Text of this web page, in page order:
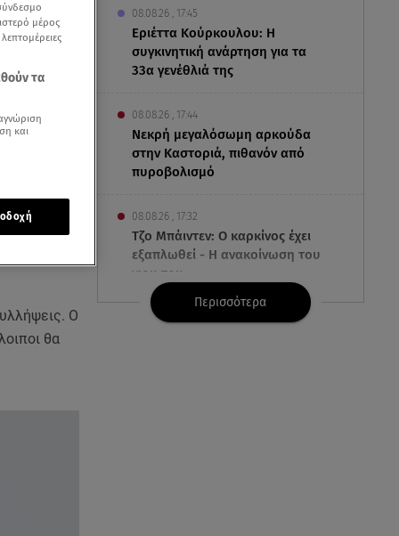
08.08.26 , 17:45
Εριέττα Κούρκουλου: Η
συγκινητική ανάρτηση για τα
33α γενέθλιά της
08.08.26 , 17:44
Νεκρή μεγαλόσωμη αρκούδα
στην Καστοριά, πιθανόν από
πυροβολισμό
08.08.26 , 17:32
Τζο Μπάιντεν: Ο καρκίνος έχει
εξαπλωθεί - Η ανακοίνωση του
γιου του
08.08.26 , 17:20
Περισσότερα
επέτειο του
μεταξύ
Ο
θα
μέρος
τα
και